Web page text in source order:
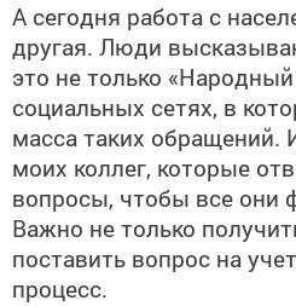
А сегодня работа с
другая. Люди
это не только
социальных сетях, в
масса таких обращений.
моих коллег, которые
вопросы, чтобы все они
Важно не только
поставить вопрос на
процесс.